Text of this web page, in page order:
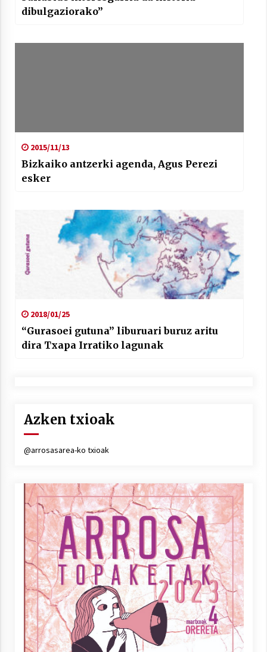
dibulgaziorako”
2015/11/13
Bizkaiko antzerki agenda, Agus Perezi
esker
2018/01/25
“Gurasoei gutuna” liburuari buruz aritu
dira Txapa Irratiko lagunak
Azken txioak
@arrosasarea-ko txioak